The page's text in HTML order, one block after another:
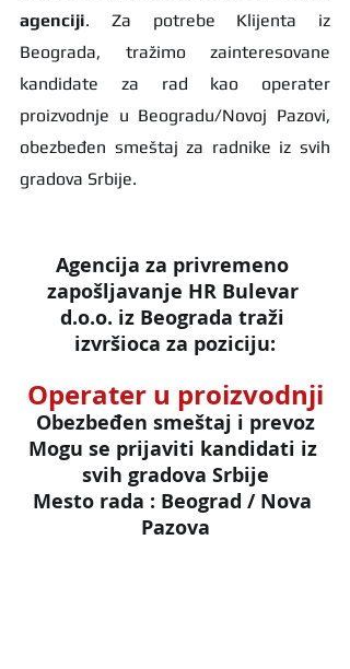
agenciji. Za potrebe Klijenta iz
Beograda, tražimo zainteresovane
kandidate za rad kao operater
proizvodnje u Beogradu/Novoj Pazovi,
obezbeđen smeštaj za radnike iz svih
gradova Srbije.
Agencija za privremeno
zapošljavanje HR Bulevar
d.o.o. iz Beograda traži
izvršioca za poziciju:
Operater u proizvodnji
Obezbeđen smeštaj i prevoz
Mogu se prijaviti kandidati iz
svih gradova Srbije
Mesto rada : Beograd / Nova
Pazova